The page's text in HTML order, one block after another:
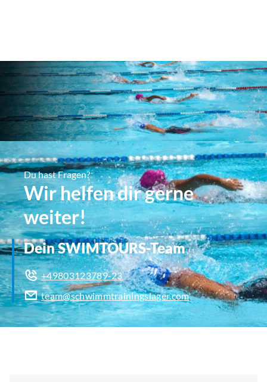
Du hast Fragen?
Wir helfen dir gerne
weiter!
Dein SWIMTOURS-Team
+49803123789-23
team@schwimmtrainingslager.com